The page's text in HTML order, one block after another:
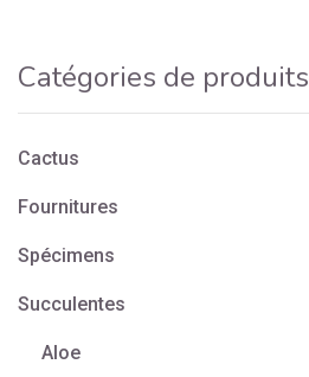
Catégories de produits
Cactus
Fournitures
Spécimens
Succulentes
Aloe